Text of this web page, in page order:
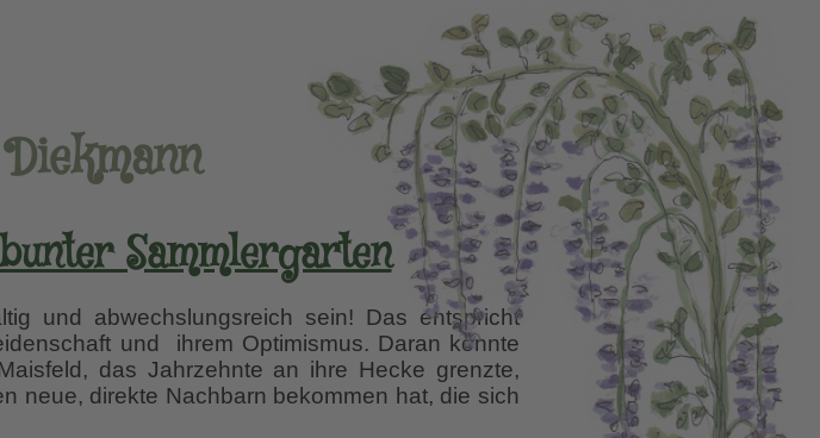
Sammlergarten
und abwechslungsreich sein! Das entspricht
und ihrem Optimismus. Daran konnte
das Jahrzehnte an ihre Hecke grenzte,
neue, direkte Nachbarn bekommen hat, die sich